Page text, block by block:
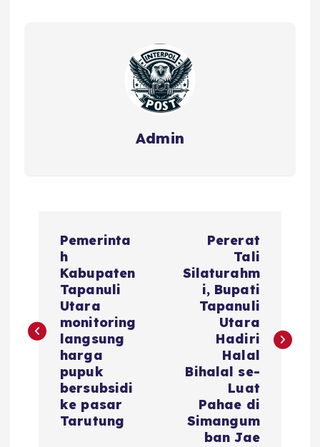
Admin
Pemerinta
h
Kabupaten
Tapanuli
Utara
monitoring
langsung
harga
pupuk
bersubsidi
ke pasar
Tarutung
Pererat
Tali
Silaturahm
i, Bupati
Tapanuli
Utara
Hadiri
Halal
Bihalal se-
Luat
Pahae di
Simangum
ban Jae